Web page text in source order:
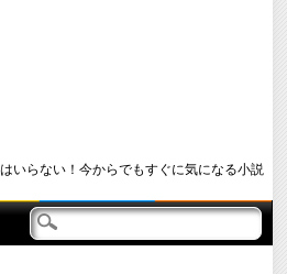
いらない！今からでもすぐに気になる小説